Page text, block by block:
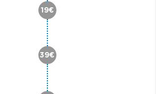
19€
39€